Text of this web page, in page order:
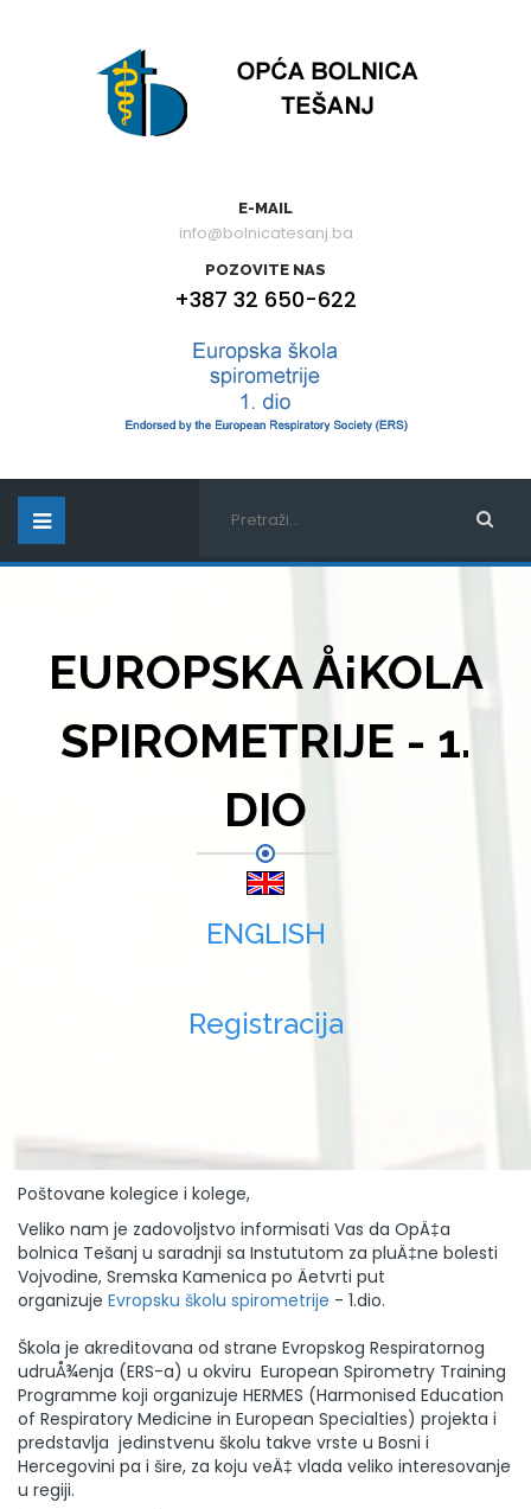
E-MAIL
info@bolnicatesanj.ba
POZOVITE NAS
+387 32 650-622
EUROPSKA Å¡KOLA
SPIROMETRIJE - 1.
DIO
ENGLISH
Registracija
Poštovane kolegice i kolege,
Veliko nam je zadovoljstvo informisati Vas da OpÄ‡a
bolnica Tešanj u saradnji sa Instututom za pluÄ‡ne bolesti
Vojvodine, Sremska Kamenica po Äetvrti put
organizuje Evropsku školu spirometrije - 1.dio.
Škola je akreditovana od strane Evropskog Respiratornog
udruÅ¾enja (ERS-a) u okviru European Spirometry Training
Programme koji organizuje HERMES (Harmonised Education
of Respiratory Medicine in European Specialties) projekta i
predstavlja jedinstvenu školu takve vrste u Bosni i
Hercegovini pa i šire, za koju veÄ‡ vlada veliko interesovanje
u regiji.